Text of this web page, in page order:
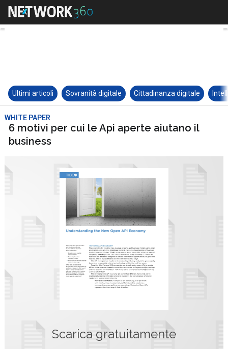
Ultimi articoli Sovranità digitale Cittadinanza digitale
WHITE PAPER
6 motivi per cui le Api aperte aiutano il
business
Scarica gratuitamente